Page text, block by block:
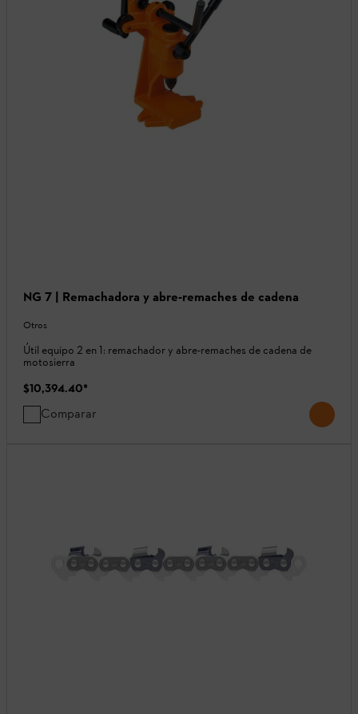
NG 7 | Remachadora y abre-remaches de cadena
Otros
Útil equipo 2 en 1: remachador y abre-remaches de cadena de
motosierra
$10,394.40*
Comparar